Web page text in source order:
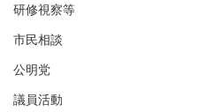
研修視察等
市民相談
公明党
議員活動